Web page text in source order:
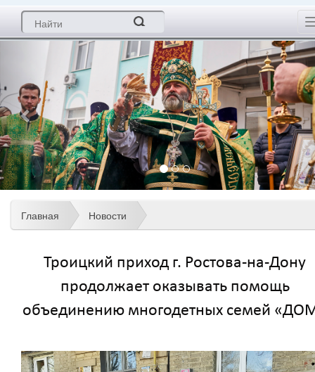
Главная Новости
Троицкий приход г. Ростова-на-Дону
продолжает оказывать помощь
объединению многодетных семей